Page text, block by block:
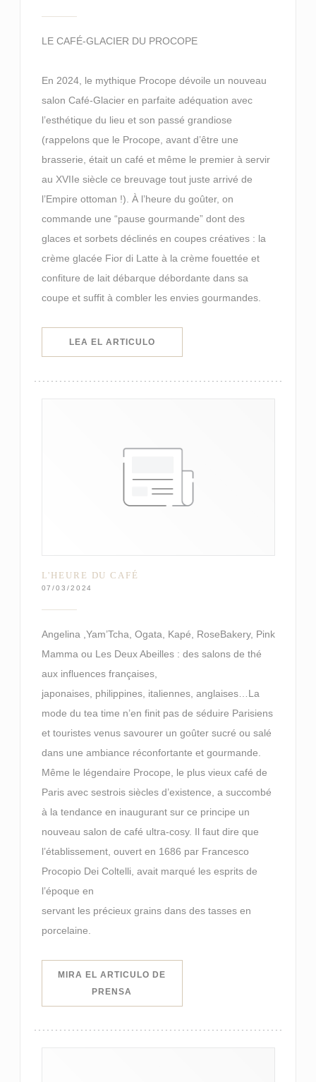
LE CAFÉ-GLACIER DU PROCOPE
En 2024, le mythique Procope dévoile un nouveau
salon Café-Glacier en parfaite adéquation avec
l’esthétique du lieu et son passé grandiose
(rappelons que le Procope, avant d’être une
brasserie, était un café et même le premier à servir
au XVIIe siècle ce breuvage tout juste arrivé de
l’Empire ottoman !). À l’heure du goûter, on
commande une “pause gourmande” dont des
glaces et sorbets déclinés en coupes créatives : la
crème glacée Fior di Latte à la crème fouettée et
confiture de lait débarque débordante dans sa
coupe et suffit à combler les envies gourmandes.
LEA EL ARTICULO((ABRE EN UNA NUEVA
L'HEURE DU CAFÉ
07/03/2024
Angelina ,Yam’Tcha, Ogata, Kapé, RoseBakery, Pink
Mamma ou Les Deux Abeilles : des salons de thé
aux influences françaises,
japonaises, philippines, italiennes, anglaises…La
mode du tea time n’en finit pas de séduire Parisiens
et touristes venus savourer un goûter sucré ou salé
dans une ambiance réconfortante et gourmande.
Même le légendaire Procope, le plus vieux café de
Paris avec sestrois siècles d’existence, a succombé
à la tendance en inaugurant sur ce principe un
nouveau salon de café ultra-cosy. Il faut dire que
l’établissement, ouvert en 1686 par Francesco
Procopio Dei Coltelli, avait marqué les esprits de
l’époque en
servant les précieux grains dans des tasses en
porcelaine.
MIRA EL ARTICULO DE
PRENSA